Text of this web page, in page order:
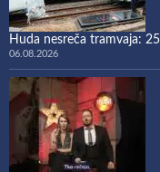
Huda nesreča tramvaja:
06.08.2026